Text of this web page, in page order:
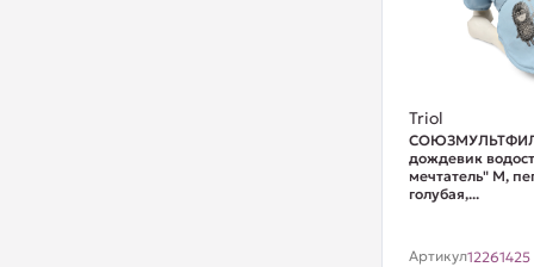
Triol
дождевик
мечтатель" M,
голубая,...
Артикул12261425